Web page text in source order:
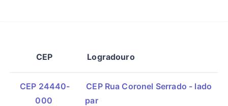
CEP Logradouro
CEP 24440-
000
CEP Rua Coronel Serrado - lado
par